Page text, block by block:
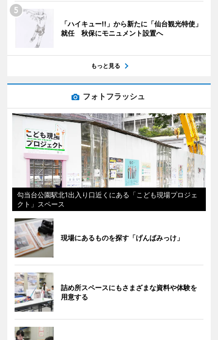
「ハイキュー!!」から新たに「仙台観光特使」
就任 秋保にモニュメント設置へ
もっと見る
フォトフラッシュ
勾当台公園駅北1出入り口近くにある「こども現場プロジェ
クト」スペース
現場にあるものを探す「げんばみっけ」
詰め所スペースにもさまざまな資料や体験を
用意する